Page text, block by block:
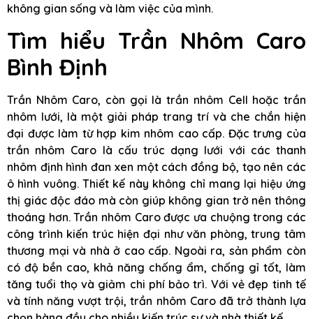
không gian sống và làm việc của mình.
Tìm hiểu Trần Nhôm Caro
Bình Định
Trần Nhôm Caro, còn gọi là trần nhôm Cell hoặc trần
nhôm lưới, là một giải pháp trang trí và che chắn hiện
đại được làm từ hợp kim nhôm cao cấp. Đặc trưng của
trần nhôm Caro là cấu trúc dạng lưới với các thanh
nhôm định hình đan xen một cách đồng bộ, tạo nên các
ô hình vuông. Thiết kế này không chỉ mang lại hiệu ứng
thị giác độc đáo mà còn giúp không gian trở nên thông
thoáng hơn. Trần nhôm Caro được ưa chuộng trong các
công trình kiến trúc hiện đại như văn phòng, trung tâm
thương mại và nhà ở cao cấp. Ngoài ra, sản phẩm còn
có độ bền cao, khả năng chống ẩm, chống gỉ tốt, làm
tăng tuổi thọ và giảm chi phí bảo trì. Với vẻ đẹp tinh tế
và tính năng vượt trội, trần nhôm Caro đã trở thành lựa